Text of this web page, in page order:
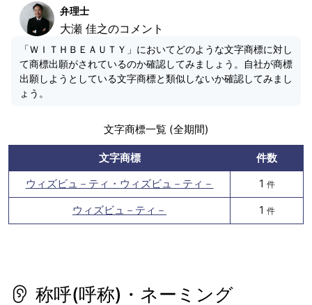
弁理士
大瀬 佳之のコメント
「ＷＩＴＨＢＥＡＵＴＹ」においてどのような文字商標に対し
て商標出願がされているのか確認してみましょう。自社が商標
出願しようとしている文字商標と類似しないか確認してみまし
ょう。
文字商標一覧 (全期間)
文字商標
件数
ウィズビュ－ティ・ウィズビュ－ティ－
1 件
ウィズビュ－ティ－ 1 件
称呼(呼称)・ネーミング